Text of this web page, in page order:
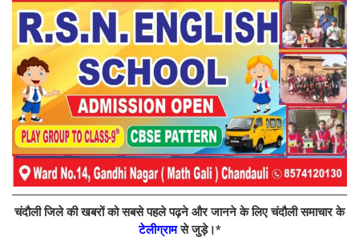
चंदौली जिले की खबरों को सबसे पहले पढ़ने और जानने के लिए चंदौली समाचार के
टेलीग्रामसे जुड़े।*